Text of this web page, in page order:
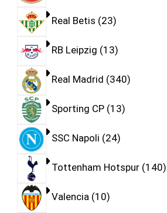
Real Betis 23
RB Leipzig 13
Real Madrid 340
Sporting CP 13
SSC Napoli 24
Tottenham Hotspur 140
Valencia 10